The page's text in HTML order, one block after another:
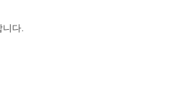
니다.